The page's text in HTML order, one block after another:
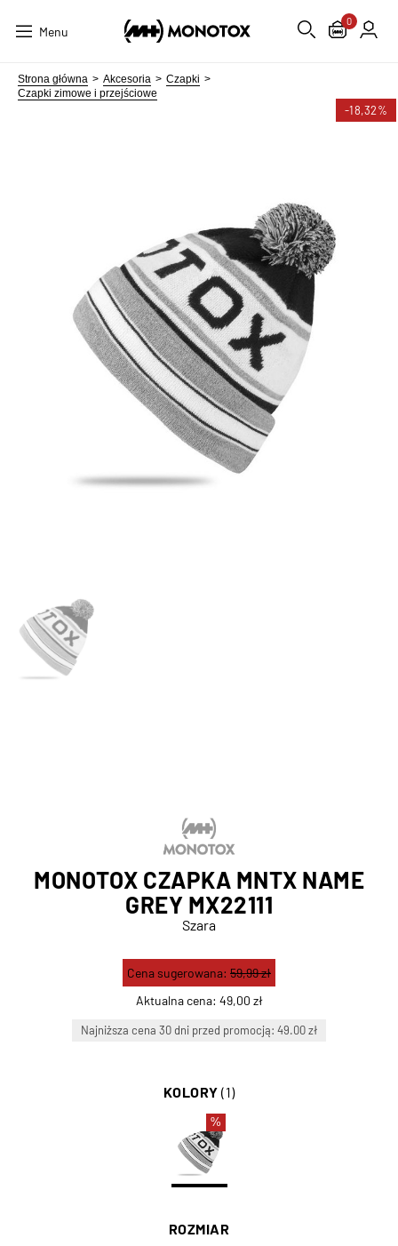
Menu
0
Strona główna Akcesoria
Czapki
Czapki zimowe i przejściowe
-18,32%
MONOTOX CZAPKA MNTX NAME
GREY MX22111
Szara
Aktualna cena: 49,00 zł
Cena sugerowana: 59,99 zł
Najniższa cena 30 dni przed promocją: 49.00 zł
KOLORY (1)
%
ROZMIAR